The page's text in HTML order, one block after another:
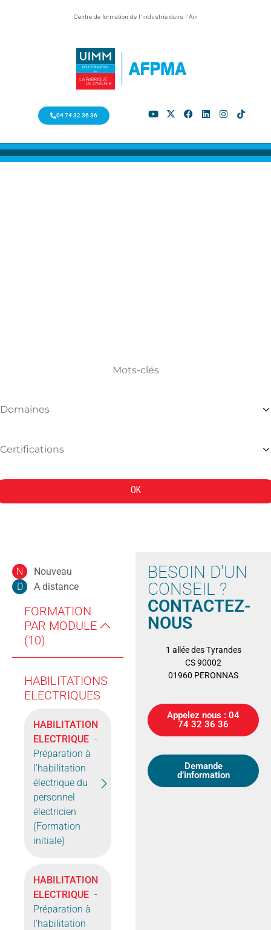
Centre de formation de l’industrie dans l’Ain
04 74 32 36 36
OK
N Nouveau
D A distance
FORMATION
PAR MODULE
(10)
HABILITATIONS
ELECTRIQUES
HABILITATION
ELECTRIQUE -
Préparation à
l'habilitation
électrique du
personnel
électricien
(Formation
initiale)
HABILITATION
ELECTRIQUE -
Préparation à
l'habilitation
BESOIN D'UN
CONSEIL ?
CONTACTEZ-
NOUS
1 allée des Tyrandes
CS 90002
01960 PERONNAS
Appelez nous : 04
74 32 36 36
Demande
d’information